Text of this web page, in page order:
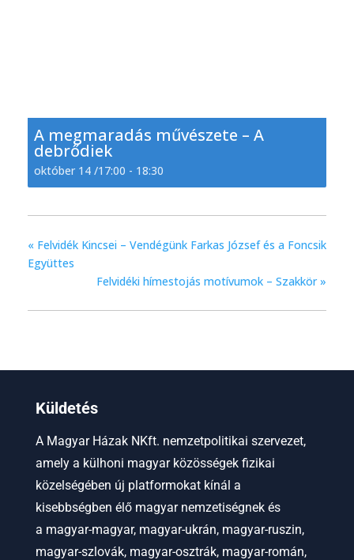
A megmaradás művészete – A
debrődiek
október 14 /17:00 - 18:30
« Felvidék Kincsei – Vendégünk Farkas József és a Foncsik
Együttes
Felvidéki hímestojás motívumok – Szakkör»
Küldetés
A Magyar Házak NKft. nemzetpolitikai szervezet,
amely a külhoni magyar közösségek fizikai
közelségében új platformokat kínál a
kisebbségben élő magyar nemzetiségnek és
a magyar-magyar, magyar-ukrán, magyar-ruszin,
magyar-szlovák, magyar-osztrák, magyar-román,